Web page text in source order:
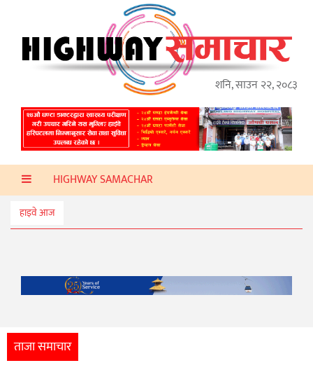
शनि, साउन २२, २०८३
गृहपृष्ठ
ताजा
समाचार
प्रदेश
प्रविधि
स्वास्थ्य
मनोरञ्जन
आर्थिक
HIGHWAY SAMACHAR
हाइवे आज
ताजा समाचार